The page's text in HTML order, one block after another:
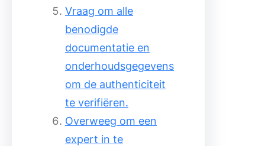
Vraag om alle
benodigde
documentatie en
onderhoudsgegevens
om de authenticiteit
te verifiëren.
Overweeg om een
expert in te